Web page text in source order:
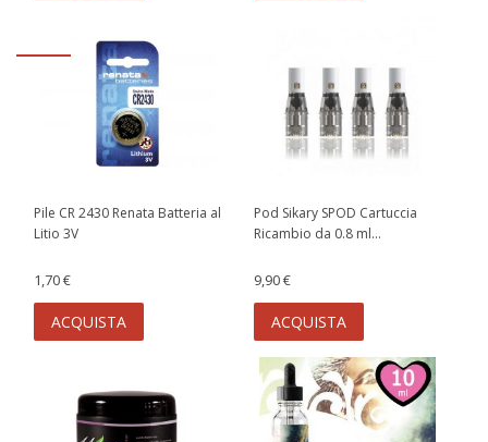
Pile CR 2430 Renata Batteria al
Litio 3V
1,70 €
ACQUISTA
Pod Sikary SPOD Cartuccia
Ricambio da 0.8 ml...
9,90 €
ACQUISTA